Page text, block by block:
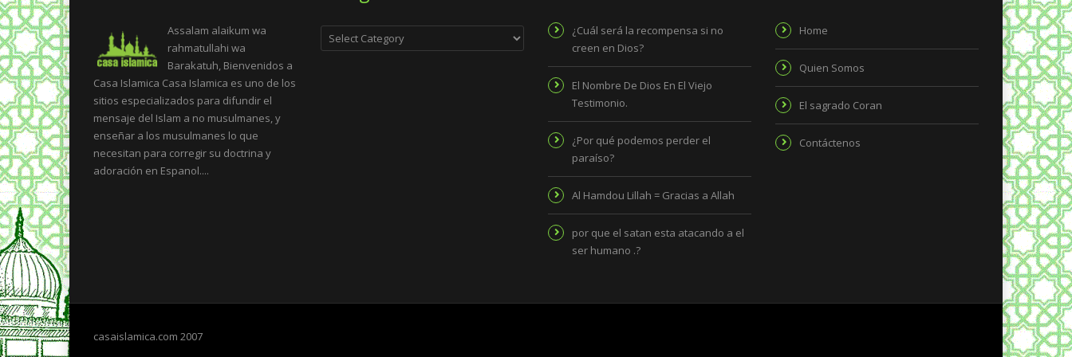
Assalam alaikum wa
rahmatullahi wa
Barakatuh, Bienvenidos a
Casa Islamica Casa Islamica es uno de los
sitios especializados para difundir el
mensaje del Islam a no musulmanes, y
enseñar a los musulmanes lo que
necesitan para corregir su doctrina y
adoración en Espanol....
Categories
¿Cuál será la recompensa si no
creen en Dios?
El Nombre De Dios En El Viejo
Testimonio.
¿Por qué podemos perder el
paraíso?
Al Hamdou Lillah = Gracias a Allah
por que el satan esta atacando a el
ser humano .?
Home
Quien Somos
El sagrado Coran
Contáctenos
casaislamica.com 2007